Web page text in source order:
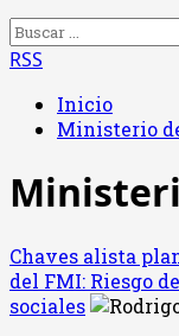
Buscar:
RSS
Inicio
Ministerio
Chaves alista
del FMI: Riesgo
sociales